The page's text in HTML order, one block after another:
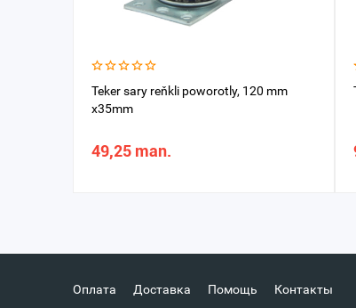
Teker sary reňkli poworotly, 120 mm
x35mm
49,25 man.
Оплата Доставка Помощь
Контакты